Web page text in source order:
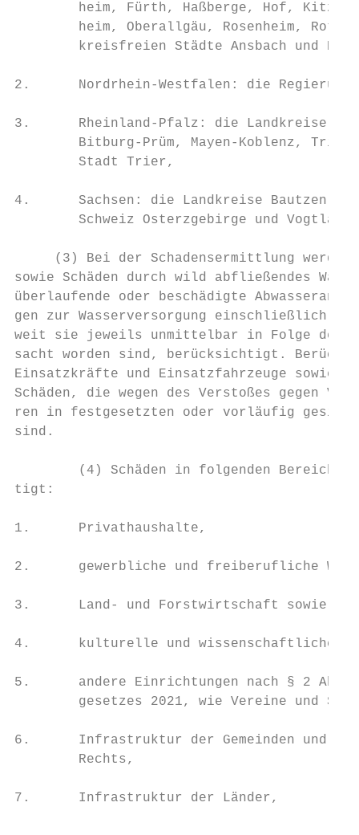
heim, Fürth, Haßberge, Hof,
heim, Oberallgäu, Rosenheim,
        kreisfreien Städte Ansbach und Hof,
2.      Nordrhein-Westfalen: die
3.      Rheinland-Pfalz: die Landkreise
Bitburg-Prüm, Mayen-Koblenz,
        Stadt Trier,
4.      Sachsen: die Landkreise Bautzen,
Schweiz Osterzgebirge und
(3) Bei der Schadensermittlung
sowie Schäden durch wild abfließendes
überlaufende oder beschädigte
gen zur Wasserversorgung einschließlich
weit sie jeweils unmittelbar in Folge der
sacht worden sind, berücksichtigt.
Einsatzkräfte und Einsatzfahrzeuge sowie
Schäden, die wegen des Verstoßes gegen
ren in festgesetzten oder vorläufig
sind.
(4) Schäden in folgenden
tigt:
1.      Privathaushalte,
2.      gewerbliche und freiberufliche
3.      Land- und Forstwirtschaft sowie
4.      kulturelle und wissenschaftliche
5.      andere Einrichtungen nach § 2
gesetzes 2021, wie Vereine und
6.      Infrastruktur der Gemeinden und
        Rechts,
7.      Infrastruktur der Länder,